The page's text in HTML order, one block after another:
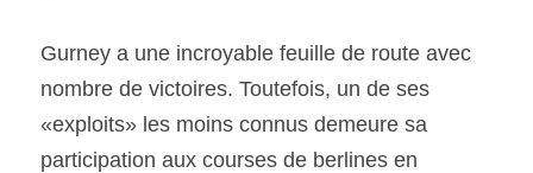
Gurney a une incroyable feuille de route avec
nombre de victoires. Toutefois, un de ses
«exploits» les moins connus demeure sa
participation aux courses de berlines en